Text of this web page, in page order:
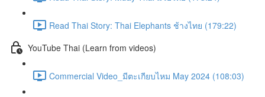
Read Thai Story: Thai Elephants ช้างไทย (179:22)
YouTube Thai (Learn from videos)
Commercial Video_มีตะเกียบไหม May 2024 (108:03)